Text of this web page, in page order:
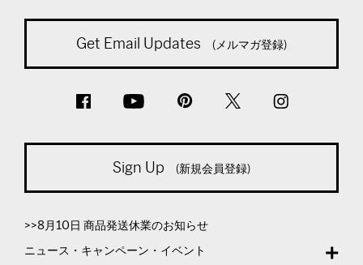
Get Email Updates (メルマガ登録)
Sign Up (新規会員登録)
>>8月10日 商品発送休業のお知らせ
ニュース・キャンペーン・イベント